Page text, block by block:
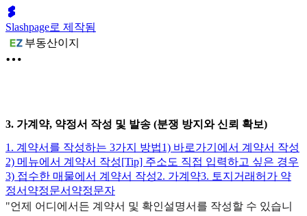
Slashpage로 제작됨
부동산이지
3. 가계약, 약정서 작성 및 발송 (분쟁 방지와 신뢰 확보)
1. 계약서를 작성하는 3가지 방법1) 바로가기에서 계약서 작성
2) 메뉴에서 계약서 작성[Tip] 주소도 직접 입력하고 싶은 경우
3) 접수한 매물에서 계약서 작성2. 가계약3. 토지거래허가 약
정서 약정문서 약정문자
"언제 어디에서든 계약서 및 확인설명서를 작성할 수 있습니